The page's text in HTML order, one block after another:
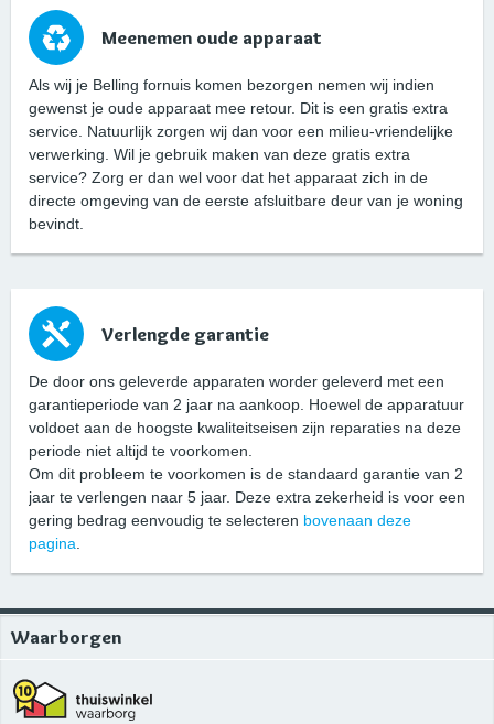
Meenemen oude apparaat
Als wij je Belling fornuis komen bezorgen nemen wij indien
gewenst je oude apparaat mee retour. Dit is een gratis extra
service. Natuurlijk zorgen wij dan voor een milieu-vriendelijke
verwerking. Wil je gebruik maken van deze gratis extra
service? Zorg er dan wel voor dat het apparaat zich in de
directe omgeving van de eerste afsluitbare deur van je woning
bevindt.
Verlengde garantie
De door ons geleverde apparaten worder geleverd met een
garantieperiode van 2 jaar na aankoop. Hoewel de apparatuur
voldoet aan de hoogste kwaliteitseisen zijn reparaties na deze
periode niet altijd te voorkomen.
Om dit probleem te voorkomen is de standaard garantie van 2
jaar te verlengen naar 5 jaar. Deze extra zekerheid is voor een
gering bedrag eenvoudig te selecteren bovenaan deze
pagina
Waarborgen